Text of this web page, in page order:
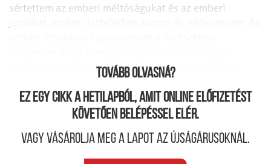
sértettem az emberi méltóságukat és az emberi
minden személy egyenlő méltósággal rendelkezik.
Tovább olvasná?
Ez egy cikk a hetilapból, amit online előfizetést
követően belépéssel elér.
Vagy vásárolja meg a lapot az újságárusoknál.